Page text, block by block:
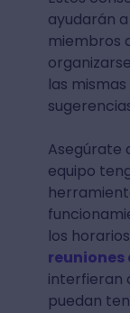
ayudarán
miembros
las
Asegúrate
equipo
los
interfieran
puedan